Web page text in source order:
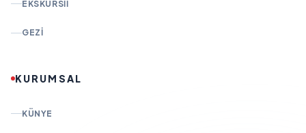
EKSKURSII
GEZI
KURUMSAL
KÜNYE